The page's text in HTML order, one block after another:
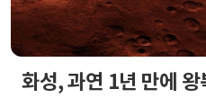
화성, 과연 1년 만에